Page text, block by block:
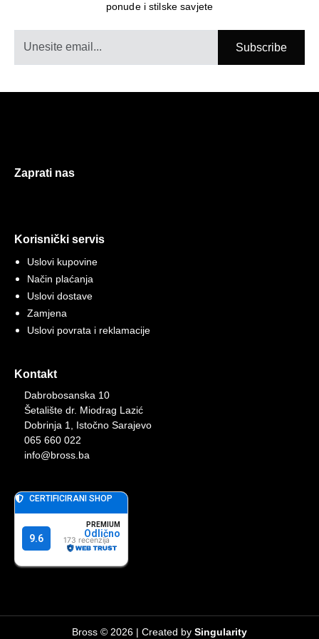
kombinacijama. Izrađen od kvalitetnog materijala
za prelazne sezone i outfite u kojima želite ostaviti
snažan i upečatljiv utisak. Komad koji nosi stav i
lako postaje centralni dio svake kombinacije.
ponude i stilske savjete
Subscribe
Zaprati nas
Korisnički servis
Uslovi kupovine
Način plaćanja
Uslovi dostave
Zamjena
Uslovi povrata i reklamacije
Kontakt
Dabrobosanska 10
Šetalište dr. Miodrag Lazić
Dobrinja 1, Istočno Sarajevo
065 660 022
info@bross.ba
Bross © 2026 | Created by Singularity